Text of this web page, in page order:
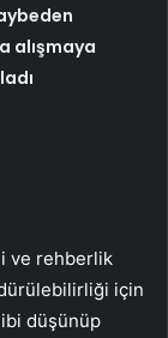
alışmaya
ve rehberlik
için
düşünüp